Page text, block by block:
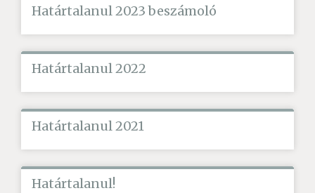
Határtalanul 2023 beszámoló
Határtalanul 2022
Határtalanul 2021
Határtalanul!